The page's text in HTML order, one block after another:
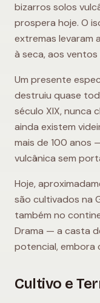
bizarros solos
prospera hoje. O
extremas levaram
à seca, aos
Um presente
destruiu quase
século XIX, nunca
ainda existem
mais de 100 anos
vulcânica sem
Hoje,
são cultivados na
também no
Drama — a casta
potencial, embora
Cultivo e